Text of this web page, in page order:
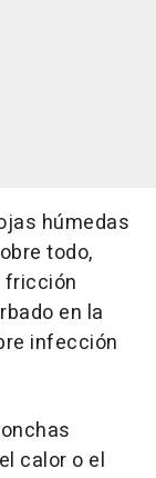
húmedas
todo,
fricción
en la
infección
calor o el